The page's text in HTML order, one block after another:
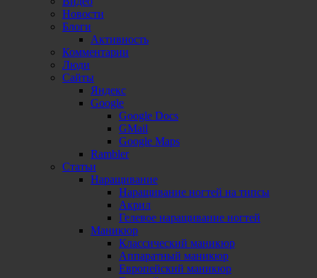
Новости
Блоги
Активность
Комментарии
Люди
Сайты
Яндекс
Google
Google Docs
GMail
Google Maps
Rambler
Статьи
Наращивание
Наращивание ногтей на типсы
Акрил
Гелевое наращивание ногтей
Маникюр
Классический маникюр
Аппаратный маникюр
Европейский маникюр